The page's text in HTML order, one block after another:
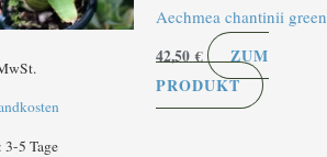
3-5 Tage
Aechmea chantinii green
42,50€
ZUM
PRODUKT